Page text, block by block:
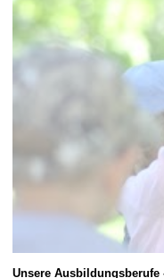
Unsere Ausbildungsberufe